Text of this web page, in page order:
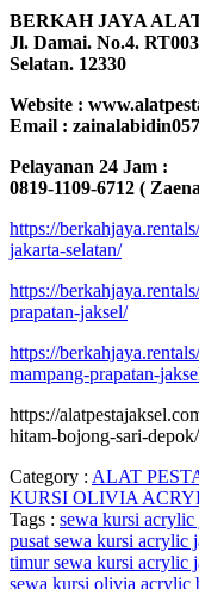
BERKAH JAYA
Jl. Damai. No.4.
Selatan. 12330
Website :
Email :
Pelayanan 24 Jam :
0819-1109-6712 (
https://
jakarta-selatan/
https://
prapatan-jaksel/
https://
mampang-prapatan-
https://
hitam-bojong-sari-depok/
Category : ALAT
KURSI OLIVIA
Tags : sewa kursi acrylic
pusat sewa kursi acrylic
timursewa kursi acrylic
sewa kursi olivia acrylic